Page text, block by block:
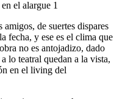
amigos, de suertes dispares
fecha, y ese es el clima que
no es antojadizo, dado
lo teatral quedan a la vista,
en el living del